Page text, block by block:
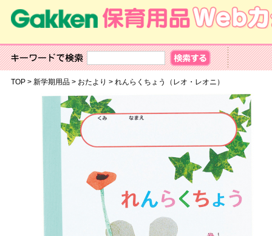
TOP> 新学期用品> おたより > れんらくちょう（レオ・レオニ）